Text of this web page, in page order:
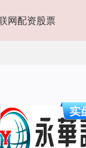
网配资股票